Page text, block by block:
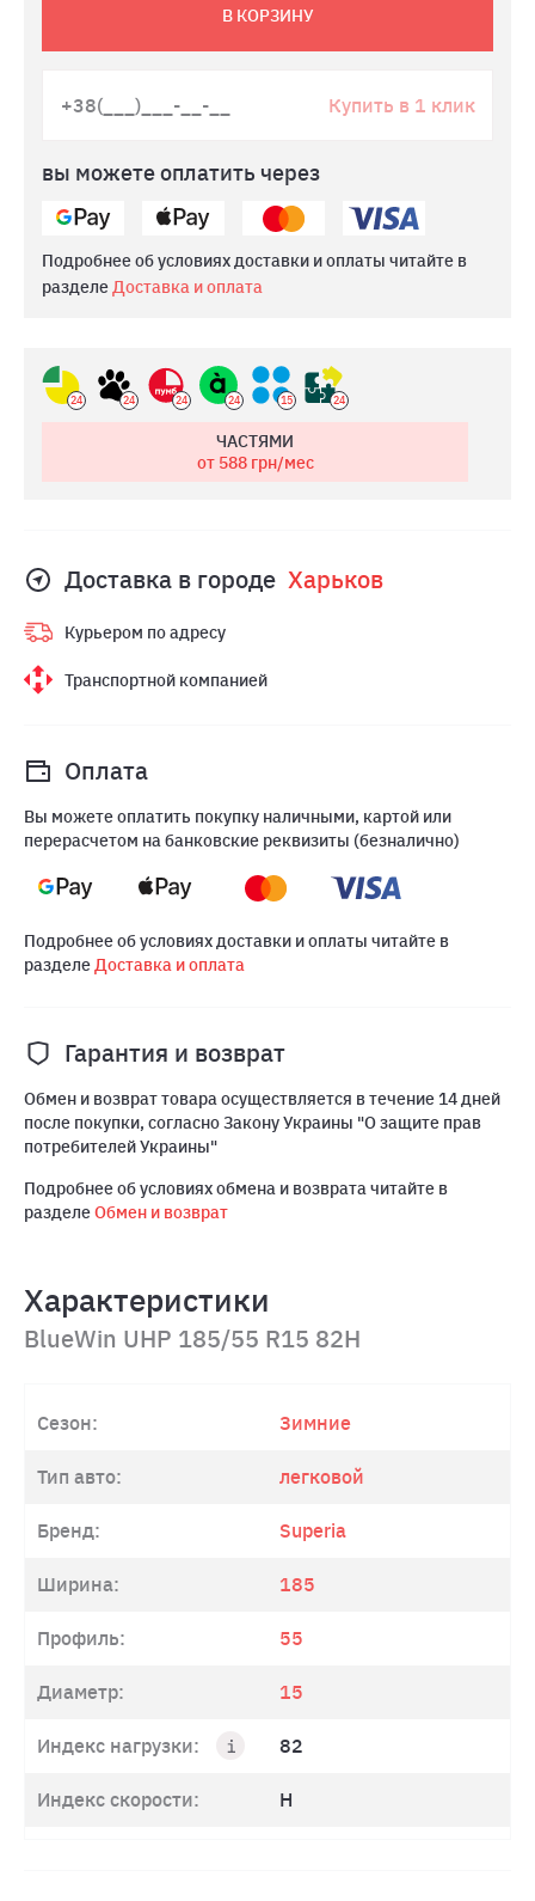
В КОРЗИНУ
Купить в 1 клик
вы можете оплатить через
Подробнее об условиях доставки и оплаты читайте в
разделеДоставка и оплата
24 24 24 24 15 24
ЧАСТЯМИ
от 588грн/мес
Доставка в городе Харьков
Курьером по адресу
Транспортной компанией
Оплата
Вы можете оплатить покупку наличными, картой или
перерасчетом на банковские реквизиты (безналично)
Подробнее об условиях доставки и оплаты читайте в
разделеДоставка и оплата
Гарантия и возврат
Обмен и возврат товара осуществляется в течение 14 дней
после покупки, согласно Закону Украины "О защите прав
потребителей Украины"
Подробнее об условиях обмена и возврата читайте в
разделеОбмен и возврат
Характеристики
BlueWin UHP 185/55 R15 82H
Сезон: Зимние
Тип авто: легковой
Бренд: Superia
Ширина: 185
Профиль: 55
Диаметр: 15
Индекс нагрузки: 82
Индекс скорости: H